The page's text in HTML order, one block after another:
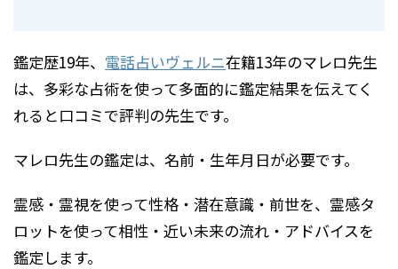
鑑定歴19年、 電話占いヴェルニ在籍13年のマレロ先生
は、多彩な占術を使って多面的に鑑定結果を伝えてく
れると口コミで評判の先生です。
マレロ先生の鑑定は、名前・生年月日が必要です。
霊感・霊視を使って性格・潜在意識・前世を、霊感タ
ロットを使って相性・近い未来の流れ・アドバイスを
鑑定します。